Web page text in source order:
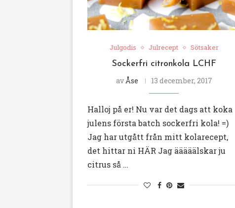
Julgodis Julrecept Sötsaker
Sockerfri citronkola LCHF
avÅse 13 december, 2017
Halloj på er! Nu var det dags att koka
julens första batch sockerfri kola! =)
Jag har utgått från mitt kolarecept,
det hittar ni HÄR Jag ääääälskar ju
citrus så …